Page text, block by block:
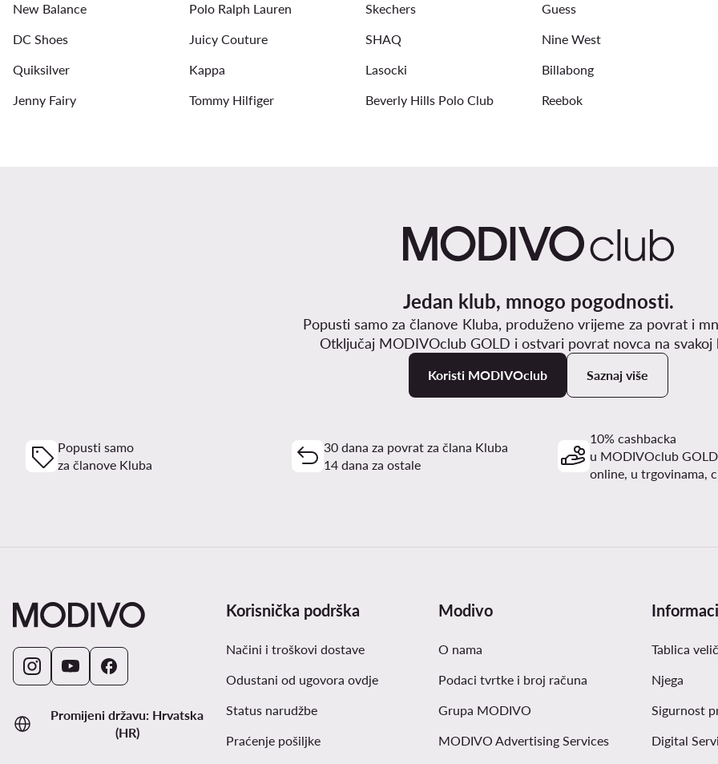
New Balance Polo Ralph Lauren Skechers Guess
DC Shoes
Juicy Couture SHAQ Nine West
Quiksilver
Kappa Lasocki Billabong
Jenny Fairy
Tommy Hilfiger Beverly Hills Polo Club Reebok
Jedan klub, mnogo pogodnosti.
Popusti samo za članove Kluba, produženo vrijeme za povrat i
Otključaj MODIVOclub GOLD i ostvari povrat novca na svakoj
Koristi MODIVOclub Saznaj više
Popusti samo
za članove Kluba
30 dana za povrat za člana Kluba
14 dana za ostale
10% cashbacka
u MODIVOclub GOLD
online, u trgovinama,
Promijeni državu: Hrvatska
(HR)
Korisnička podrška
Načini i troškovi dostave
Odustani od ugovora ovdje
Status narudžbe
Praćenje pošiljke
Modivo
O nama
Podaci tvrtke i broj računa
Grupa MODIVO
MODIVO Advertising Services
Tablica
Njega
Sigurnost
Digital